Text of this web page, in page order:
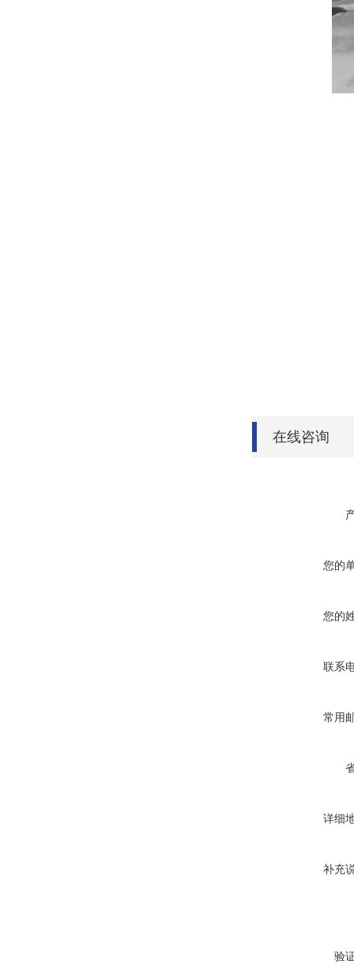
在线咨询
您的
您的
联系
常用
详细
补充
验